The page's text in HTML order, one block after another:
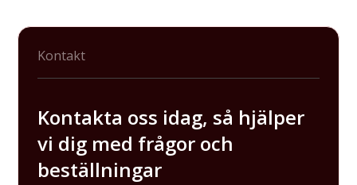
Kontakt
Kontakta oss idag, så hjälper
vi dig med frågor och
beställningar